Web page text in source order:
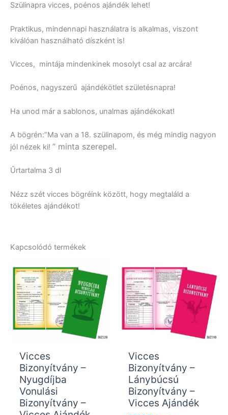
Szülinapra vicces, poénos ajándék lehet!
Praktikus, mindennapi használatra is alkalmas, viszont
kiválóan használható díszként is!
Vicces, mintája mindenkinek mosolyt csal az arcára!
Poénos, nagyszerű ajándékötlet születésnapra!
Ha unod már a sablonos, unalmas ajándékokat!
A bögrén:”Ma van a 18. szülinapom, és még mindig nagyon
jól nézek ki! ” minta szerepel.
Űrtartalma 3 dl
Nézz szét vicces bögréink között, hogy megtaláld a
tökéletes ajándékot!
Kapcsolódó termékek
Vicces
Bizonyítvány –
Nyugdíjba
Vonulási
Bizonyítvány –
Vicces
Bizonyítvány –
Lánybúcsú
Bizonyítvány –
Vicces Ajándék